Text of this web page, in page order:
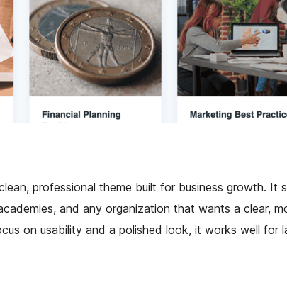
professional theme built for business growth. It
and any organization that wants a clear,
on usability and a polished look, it works well for